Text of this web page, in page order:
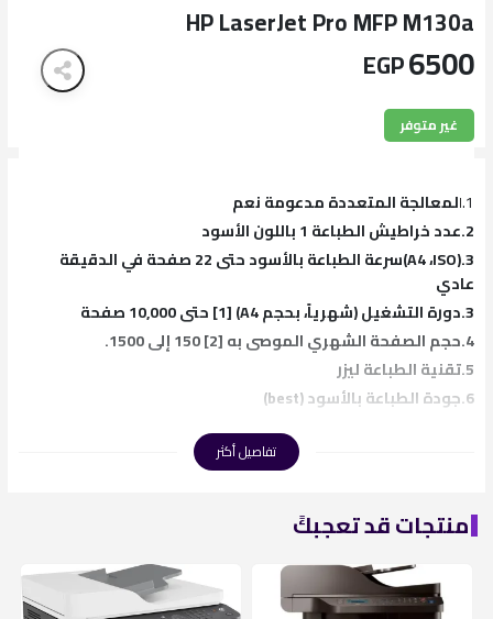
HP LaserJet Pro MFP M130a
6500
EGP
غير متوفر
1
.المعالجة المتعددة مدعومة نعم
2.عدد خراطيش الطباعة 1 باللون الأسود
3.(ISO‏، A4)سرعة الطباعة بالأسود حتى 22 صفحة في الدقيقة
عادي
3.دورة التشغيل (شهرياً، بحجم A4)
[1] حتى 10,000 صفحة
4.حجم الصفحة الشهري الموصى به [2] 150 إلى 1500.
5.تقنية الطباعة ليزر
6.جودة الطباعة بالأسود (best)
تفاصيل أكثر
منتجات قد تعجبكً